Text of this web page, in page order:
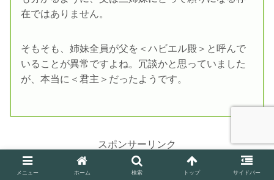
在ではありません。
そもそも、姉妹全員が父を＜ハビエル殿＞と呼んで
いることが異常ですよね。冗談かと思っていました
が、本当に＜君主＞だったようです。
スポンサーリンク
メニュー ホーム 検索 トップ サイドバー